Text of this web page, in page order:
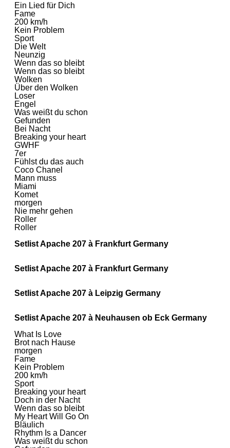
Ein Lied für Dich
Fame
200 km/h
Kein Problem
Sport
Die Welt
Neunzig
Wenn das so bleibt
Wenn das so bleibt
Wolken
Über den Wolken
Loser
Engel
Was weißt du schon
Gefunden
Bei Nacht
Breaking your heart
GWHF
7er
Fühlst du das auch
Coco Chanel
Mann muss
Miami
Komet
morgen
Nie mehr gehen
Roller
Roller
Setlist Apache 207 à Frankfurt Germany
Setlist Apache 207 à Frankfurt Germany
Setlist Apache 207 à Leipzig Germany
Setlist Apache 207 à Neuhausen ob Eck Germany
What Is Love
Brot nach Hause
morgen
Fame
Kein Problem
200 km/h
Sport
Breaking your heart
Doch in der Nacht
Wenn das so bleibt
My Heart Will Go On
Bläulich
Rhythm Is a Dancer
Was weißt du schon